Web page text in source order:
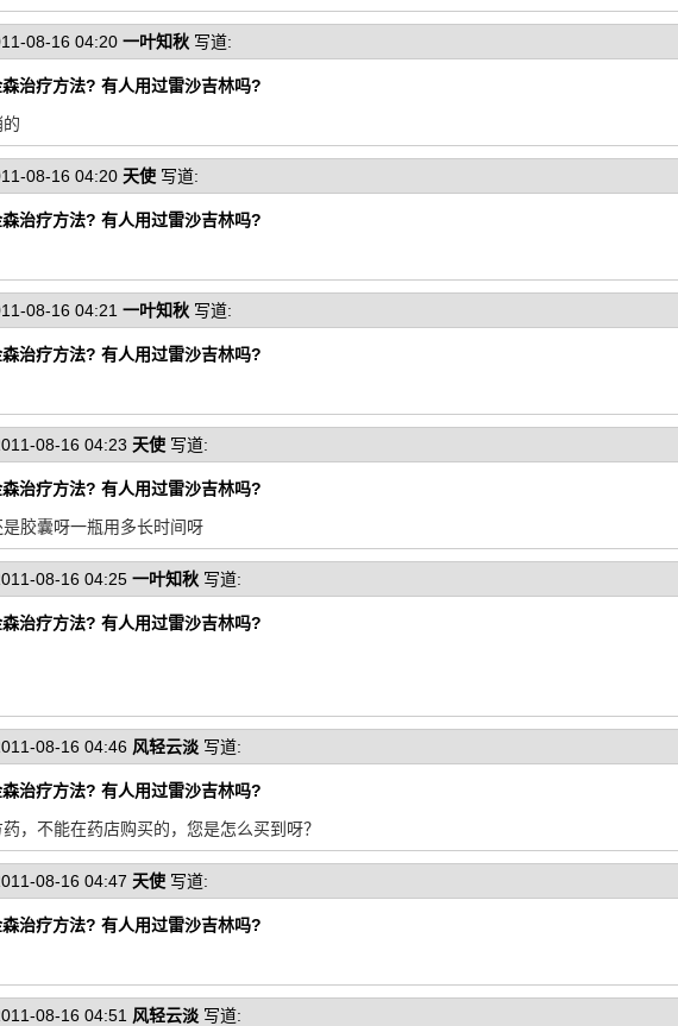
08-16 04:20 一叶知秋 写道:
治疗方法? 有人用过雷沙吉林吗?
08-16 04:20 天使 写道:
治疗方法? 有人用过雷沙吉林吗?
08-16 04:21 一叶知秋 写道:
治疗方法? 有人用过雷沙吉林吗?
08-16 04:23 天使 写道:
治疗方法? 有人用过雷沙吉林吗?
胶囊呀一瓶用多长时间呀
08-16 04:25 一叶知秋 写道:
治疗方法? 有人用过雷沙吉林吗?
08-16 04:46 风轻云淡 写道:
治疗方法? 有人用过雷沙吉林吗?
，不能在药店购买的，您是怎么买到呀？
08-16 04:47 天使 写道:
治疗方法? 有人用过雷沙吉林吗?
08-16 04:51 风轻云淡 写道: